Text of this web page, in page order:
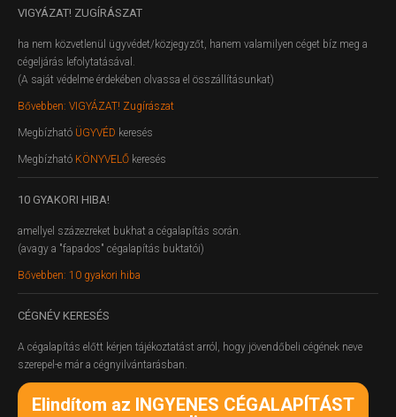
VIGYÁZAT! ZUGÍRÁSZAT
ha nem közvetlenül ügyvédet/közjegyzőt, hanem valamilyen céget bíz meg a
cégeljárás lefolytatásával.
(A saját védelme érdekében olvassa el összállításunkat)
Bővebben: VIGYÁZAT! Zugírászat
Megbízható ÜGYVÉD keresés
Megbízható KÖNYVELŐ keresés
10 GYAKORI HIBA!
amellyel százezreket bukhat a cégalapítás során.
(avagy a "fapados" cégalapítás buktatói)
Bővebben: 10 gyakori hiba
CÉGNÉV KERESÉS
A cégalapítás előtt kérjen tájékoztatást arról, hogy jövendőbeli cégének neve
szerepel-e már a cégnyilvántarásban.
Elindítom az INGYENES CÉGALAPÍTÁST